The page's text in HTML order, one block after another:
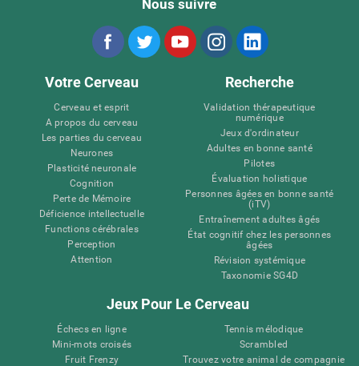
Nous suivre
Votre Cerveau
Cerveau et esprit
A propos du cerveau
Les parties du cerveau
Neurones
Plasticité neuronale
Cognition
Perte de Mémoire
Déficience intellectuelle
Functions cérébrales
Perception
Attention
Recherche
Validation thérapeutique
numérique
Jeux d'ordinateur
Adultes en bonne santé
Pilotes
Évaluation holistique
Personnes âgées en bonne santé
(iTV)
Entraînement adultes âgés
État cognitif chez les personnes
âgées
Révision systémique
Taxonomie SG4D
Jeux Pour Le Cerveau
Échecs en ligne
Mini-mots croisés
Fruit Frenzy
Tennis mélodique
Scrambled
Trouvez votre animal de compagnie